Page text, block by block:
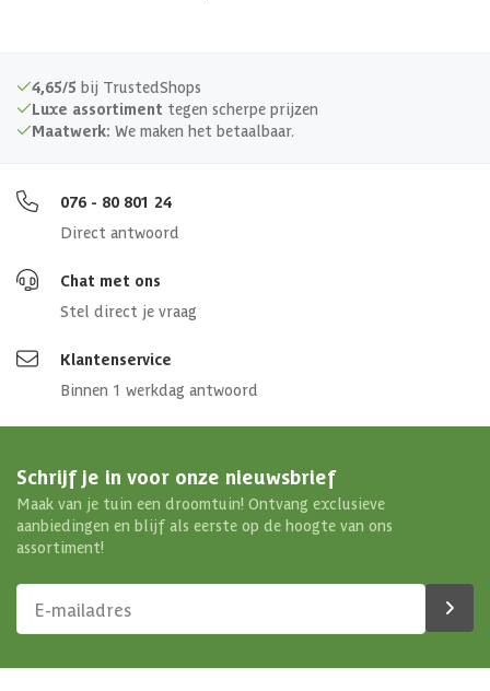
4,65/5 bij TrustedShops
Luxe assortiment tegen scherpe prijzen
Maatwerk: We maken het betaalbaar.
076 - 80 801 24
Direct antwoord
Chat met ons
Stel direct je vraag
Klantenservice
Binnen 1 werkdag antwoord
Schrijf je in voor onze nieuwsbrief
Maak van je tuin een droomtuin! Ontvang exclusieve
aanbiedingen en blijf als eerste op de hoogte van ons
assortiment!